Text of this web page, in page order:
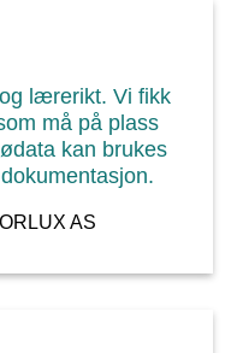
lærerikt. Vi fikk
må på plass
kan brukes
AS